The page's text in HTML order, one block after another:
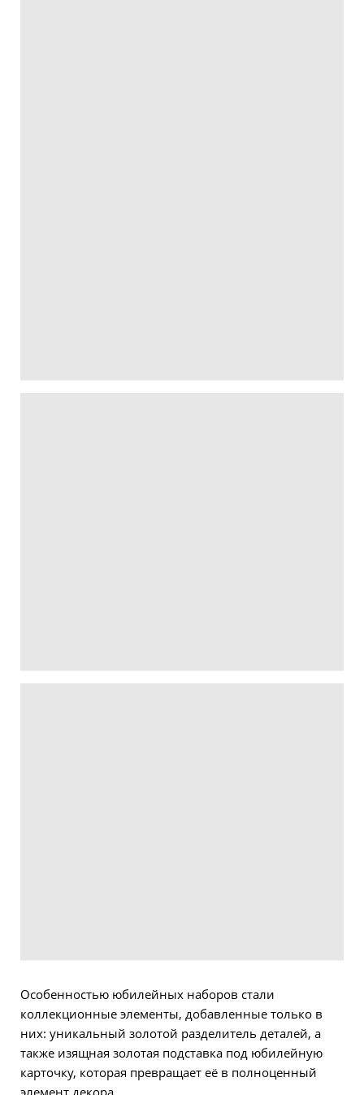
Особенностью юбилейных наборов стали
коллекционные элементы, добавленные только в
них: уникальный золотой разделитель деталей, а
также изящная золотая подставка под юбилейную
карточку, которая превращает её в полноценный
элемент декора.